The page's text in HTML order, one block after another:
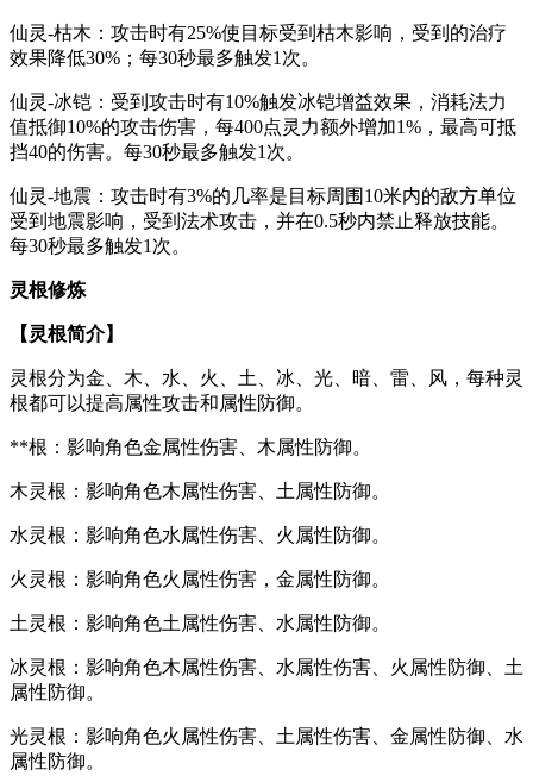
仙灵-枯木：攻击时有25%使目标受到枯木影响，受到的治疗
效果降低30%；每30秒最多触发1次。
仙灵-冰铠：受到攻击时有10%触发冰铠增益效果，消耗法力
值抵御10%的攻击伤害，每400点灵力额外增加1%，最高可抵
挡40的伤害。每30秒最多触发1次。
仙灵-地震：攻击时有3%的几率是目标周围10米内的敌方单位
受到地震影响，受到法术攻击，并在0.5秒内禁止释放技能。
每30秒最多触发1次。
灵根修炼
【灵根简介】
灵根分为金、木、水、火、土、冰、光、暗、雷、风，每种灵
根都可以提高属性攻击和属性防御。
**根：影响角色金属性伤害、木属性防御。
木灵根：影响角色木属性伤害、土属性防御。
水灵根：影响角色水属性伤害、火属性防御。
火灵根：影响角色火属性伤害，金属性防御。
土灵根：影响角色土属性伤害、水属性防御。
冰灵根：影响角色木属性伤害、水属性伤害、火属性防御、土
属性防御。
光灵根：影响角色火属性伤害、土属性伤害、金属性防御、水
属性防御。